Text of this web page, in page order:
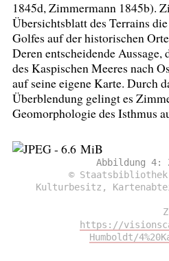
1845d, Zimmermann 1845b).
Übersichtsblatt des Terrains
Golfes auf der historischen
Deren entscheidende
des Kaspischen Meeres nach
auf seine eigene Karte. Durch
Überblendung gelingt es
Geomorphologie des Isthmus
Abbildung 4:
©
Kulturbesitz,
https://
Humboldt/